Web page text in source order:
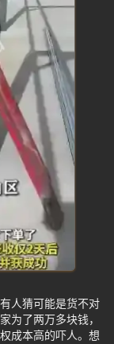
人猜可能是货不对
为了两万多块钱，
成本高的吓人。想